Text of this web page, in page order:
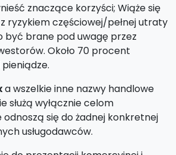
znaczące korzyści; Wiąże się
ryzykiem częściowej/pełnej utraty
być brane pod uwagę przez
Około 70 procent
a wszelkie inne nazwy handlowe
służą wyłącznie celom
się do żadnej konkretnej
usługodawców.